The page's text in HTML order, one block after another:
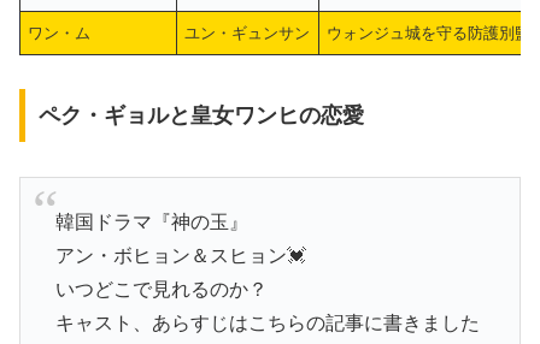
ワン・ム ユン・ギュンサン ウォンジュ城を守る防護別監
ペク・ギョルと皇女ワンヒの恋愛
韓国ドラマ『神の玉』
アン・ボヒョン＆スヒョン💓
いつどこで見れるのか？
キャスト、あらすじはこちらの記事に書きました